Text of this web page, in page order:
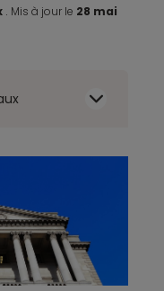
. Mis à jour le 28 mai